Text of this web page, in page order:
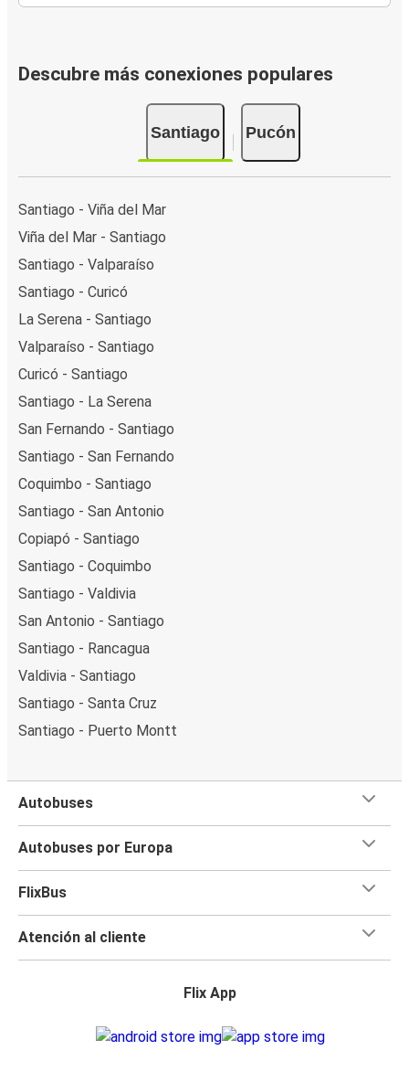
Descubre más conexiones populares
Santiago Pucón
Santiago - Viña del Mar
Viña del Mar - Santiago
Santiago - Valparaíso
Santiago - Curicó
La Serena - Santiago
Valparaíso - Santiago
Curicó - Santiago
Santiago - La Serena
San Fernando - Santiago
Santiago - San Fernando
Coquimbo - Santiago
Santiago - San Antonio
Copiapó - Santiago
Santiago - Coquimbo
Santiago - Valdivia
San Antonio - Santiago
Santiago - Rancagua
Valdivia - Santiago
Santiago - Santa Cruz
Santiago - Puerto Montt
Autobuses
Autobuses por Europa
FlixBus
Atención al cliente
Flix App